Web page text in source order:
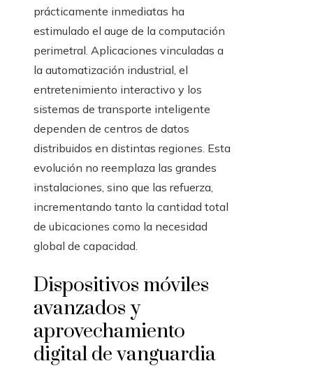
prácticamente inmediatas ha
estimulado el auge de la computación
perimetral. Aplicaciones vinculadas a
la automatización industrial, el
entretenimiento interactivo y los
sistemas de transporte inteligente
dependen de centros de datos
distribuidos en distintas regiones. Esta
evolución no reemplaza las grandes
instalaciones, sino que las refuerza,
incrementando tanto la cantidad total
de ubicaciones como la necesidad
global de capacidad.
Dispositivos móviles
avanzados y
aprovechamiento
digital de vanguardia